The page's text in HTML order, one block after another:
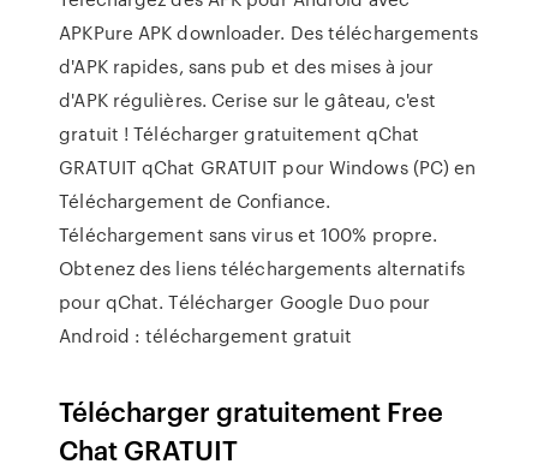
APKPure APK downloader. Des téléchargements
d'APK rapides, sans pub et des mises à jour
d'APK régulières. Cerise sur le gâteau, c'est
gratuit ! Télécharger gratuitement qChat
GRATUIT qChat GRATUIT pour Windows (PC) en
Téléchargement de Confiance.
Téléchargement sans virus et 100% propre.
Obtenez des liens téléchargements alternatifs
pour qChat. Télécharger Google Duo pour
Android : téléchargement gratuit
Télécharger gratuitement Free
Chat GRATUIT